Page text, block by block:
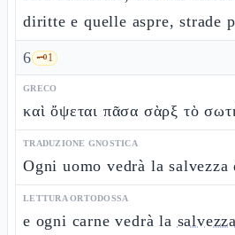
diritte e quelle aspre, strade
6 🗝️1
GRECO
καὶ ὄψεται πᾶσα σὰρξ τὸ
TRADUZIONE GNOSTICA
Ogni uomo vedrà la
LETTURA ORTODOSSA
e ogni carne vedrà la